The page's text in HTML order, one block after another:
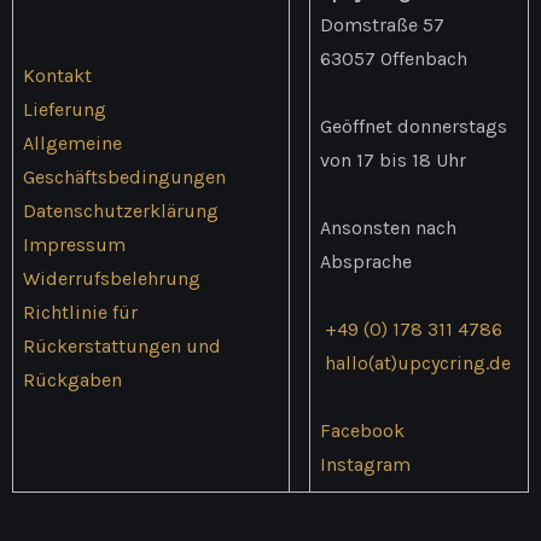
Produktseite
Kontakt
Lieferung
Allgemeine
Geschäftsbedingungen
Datenschutzerklärung
Impressum
Widerrufsbelehrung
Richtlinie für
Rückerstattungen und
Rückgaben
Domstraße 57
63057 Offenbach
Geöffnet donnerstags
von 17 bis 18 Uhr
Ansonsten nach
Absprache
+49 (0) 178 311 4786
hallo(at)upcycring.de
Facebook
Instagram